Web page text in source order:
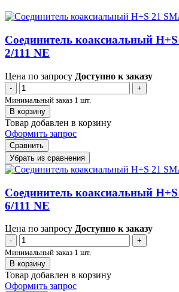
Соединитель коаксиальный
2/111 NE
Цена по запросу Доступно к заказу
-
+
Минимальный заказ 1 шт.
В корзину
Товар добавлен в корзину
Оформить запрос
Сравнить
Убрать из сравнения
Соединитель коаксиальный
6/111 NE
Цена по запросу Доступно к заказу
-
+
Минимальный заказ 1 шт.
В корзину
Товар добавлен в корзину
Оформить запрос